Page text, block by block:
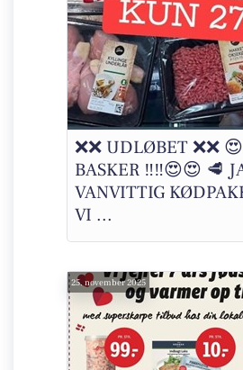
❌❌ UDLØBET ❌❌
BASKER ‼️‼️😍😍 🥩
VANVITTIG
VI ...
25. november 2025